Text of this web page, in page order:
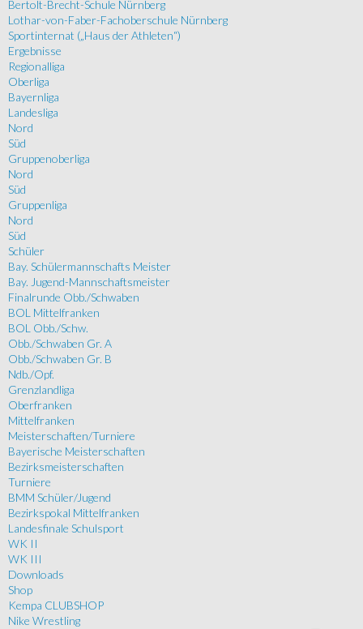
Bertolt-Brecht-Schule Nürnberg
Lothar-von-Faber-Fachoberschule Nürnberg
Sportinternat („Haus der Athleten“)
Ergebnisse
Regionalliga
Oberliga
Bayernliga
Landesliga
Nord
Süd
Gruppenoberliga
Nord
Süd
Gruppenliga
Nord
Süd
Schüler
Bay. Schülermannschafts Meister
Bay. Jugend-Mannschaftsmeister
Finalrunde Obb./Schwaben
BOL Mittelfranken
BOL Obb./Schw.
Obb./Schwaben Gr. A
Obb./Schwaben Gr. B
Ndb./Opf.
Grenzlandliga
Oberfranken
Mittelfranken
Meisterschaften/Turniere
Bayerische Meisterschaften
Bezirksmeisterschaften
Turniere
BMM Schüler/Jugend
Bezirkspokal Mittelfranken
Landesfinale Schulsport
WK II
WK III
Downloads
Shop
Kempa CLUBSHOP
Nike Wrestling